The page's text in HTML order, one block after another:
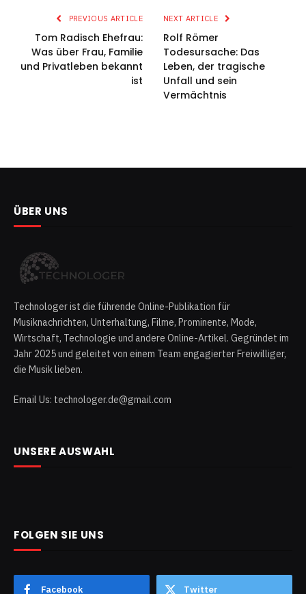
PREVIOUS ARTICLE
Tom Radisch Ehefrau:
Was über Frau, Familie
und Privatleben bekannt
ist
NEXT ARTICLE
Rolf Römer
Todesursache: Das
Leben, der tragische
Unfall und sein
Vermächtnis
ÜBER UNS
Technologer ist die führende Online-Publikation für
Musiknachrichten, Unterhaltung, Filme, Prominente, Mode,
Wirtschaft, Technologie und andere Online-Artikel. Gegründet im
Jahr 2025 und geleitet von einem Team engagierter Freiwilliger,
die Musik lieben.
Email Us: technologer.de@gmail.com
UNSERE AUSWAHL
FOLGEN SIE UNS
Facebook Twitter